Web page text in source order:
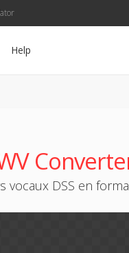
Help
vocaux DSS en